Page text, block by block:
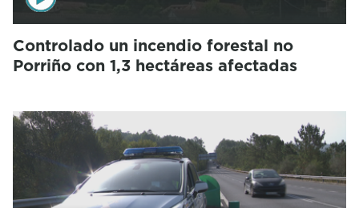
Controlado un incendio forestal no
Porriño con 1,3 hectáreas afectadas